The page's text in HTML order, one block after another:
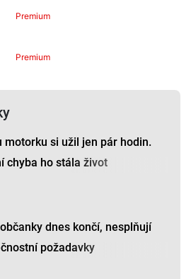
Premium
Premium
motorku si užil jen pár hodin.
chyba ho stála život
dnes končí, nesplňují
požadavky